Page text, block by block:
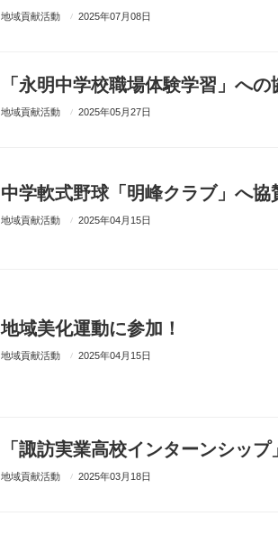
地域貢献活動 2025年07月08日
「永明中学校職場体験学習」への
地域貢献活動 2025年05月27日
中学軟式野球「明峰クラブ」へ協
地域貢献活動 2025年04月15日
地域美化運動に参加！
地域貢献活動 2025年04月15日
「諏訪実業高校インターンシップ
地域貢献活動 2025年03月18日